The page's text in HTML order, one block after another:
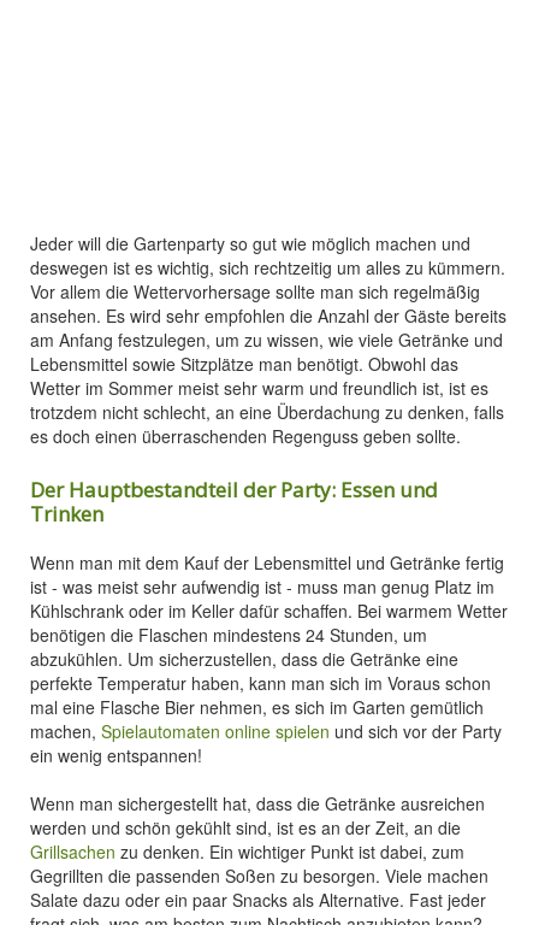
Jeder will die Gartenparty so gut wie möglich machen und
deswegen ist es wichtig, sich rechtzeitig um alles zu kümmern.
Vor allem die Wettervorhersage sollte man sich regelmäßig
ansehen. Es wird sehr empfohlen die Anzahl der Gäste bereits
am Anfang festzulegen, um zu wissen, wie viele Getränke und
Lebensmittel sowie Sitzplätze man benötigt. Obwohl das
Wetter im Sommer meist sehr warm und freundlich ist, ist es
trotzdem nicht schlecht, an eine Überdachung zu denken, falls
es doch einen überraschenden Regenguss geben sollte.
Der Hauptbestandteil der Party: Essen und
Trinken
Wenn man mit dem Kauf der Lebensmittel und Getränke fertig
ist - was meist sehr aufwendig ist - muss man genug Platz im
Kühlschrank oder im Keller dafür schaffen. Bei warmem Wetter
benötigen die Flaschen mindestens 24 Stunden, um
abzukühlen. Um sicherzustellen, dass die Getränke eine
perfekte Temperatur haben, kann man sich im Voraus schon
mal eine Flasche Bier nehmen, es sich im Garten gemütlich
machen, Spielautomaten online spielen und sich vor der Party
ein wenig entspannen!
Wenn man sichergestellt hat, dass die Getränke ausreichen
werden und schön gekühlt sind, ist es an der Zeit, an die
Grillsachen zu denken. Ein wichtiger Punkt ist dabei, zum
Gegrillten die passenden Soßen zu besorgen. Viele machen
Salate dazu oder ein paar Snacks als Alternative. Fast jeder